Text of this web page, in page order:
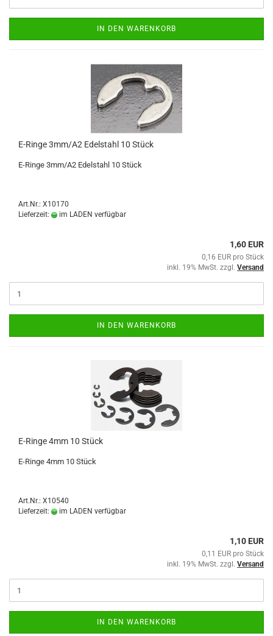
IN DEN WARENKORB
E-Ringe 3mm/A2 Edelstahl 10 Stück
E-Ringe 3mm/A2 Edelstahl 10 Stück
Art.Nr.: X10170
Lieferzeit:
im LADEN verfügbar
1,60 EUR
0,16 EUR pro Stück
inkl. 19% MwSt. zzgl. Versand
IN DEN WARENKORB
E-Ringe 4mm 10 Stück
E-Ringe 4mm 10 Stück
Art.Nr.: X10540
Lieferzeit:
im LADEN verfügbar
1,10 EUR
0,11 EUR pro Stück
inkl. 19% MwSt. zzgl. Versand
IN DEN WARENKORB